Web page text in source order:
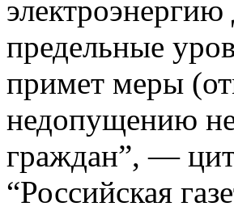
предельные
примет меры
недопущению
граждан”, —
“Российская